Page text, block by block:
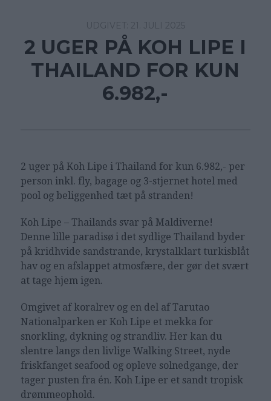
21. JULI 2025
2 UGER PÅ KOH LIPE I
THAILAND FOR KUN
6.982,-
2 uger på Koh Lipe i Thailand for kun 6.982,- per
person inkl. fly, bagage og 3-stjernet hotel med
pool og beliggenhed tæt på stranden!
Koh Lipe – Thailands svar på Maldiverne!
Denne lille paradisø i det sydlige Thailand byder
på kridhvide sandstrande, krystalklart turkisblåt
hav og en afslappet atmosfære, der gør det svært
at tage hjem igen.
Omgivet af koralrev og en del af Tarutao
Nationalparken er Koh Lipe et mekka for
snorkling, dykning og strandliv. Her kan du
slentre langs den livlige Walking Street, nyde
friskfanget seafood og opleve solnedgange, der
tager pusten fra én. Koh Lipe er et sandt tropisk
drømmeophold.